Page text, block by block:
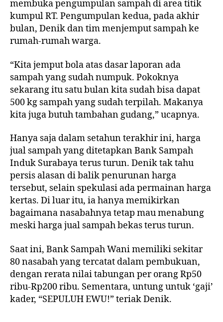
membuka pengumpulan sampah di area titik
kumpul RT. Pengumpulan kedua, pada akhir
bulan, Denik dan tim menjemput sampah ke
rumah-rumah warga.
“Kita jemput bola atas dasar laporan ada
sampah yang sudah numpuk. Pokoknya
sekarang itu satu bulan kita sudah bisa dapat
500 kg sampah yang sudah terpilah. Makanya
kita juga butuh tambahan gudang,” ucapnya.
Hanya saja dalam setahun terakhir ini, harga
jual sampah yang ditetapkan Bank Sampah
Induk Surabaya terus turun. Denik tak tahu
persis alasan di balik penurunan harga
tersebut, selain spekulasi ada permainan harga
kertas. Di luar itu, ia hanya memikirkan
bagaimana nasabahnya tetap mau menabung
meski harga jual sampah bekas terus turun.
Saat ini, Bank Sampah Wani memiliki sekitar
80 nasabah yang tercatat dalam pembukuan,
dengan rerata nilai tabungan per orang Rp50
ribu-Rp200 ribu. Sementara, untung untuk ‘gaji’
kader, “SEPULUH EWU!” teriak Denik.